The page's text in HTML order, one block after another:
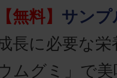
【無料】 サンプ
長に必要な
ムグミ」で